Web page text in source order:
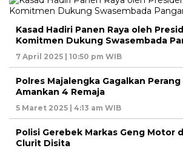
Kasad Hadiri Panen Raya oleh
Komitmen Dukung Swasembada
7 April 2025 | 10:50 pm WIB
Polres Majalengka Gagalkan
Amankan 4 Remaja
5 Maret 2025 | 4:13 am WIB
Polisi Gerebek Markas Geng Motor
Clurit Disita